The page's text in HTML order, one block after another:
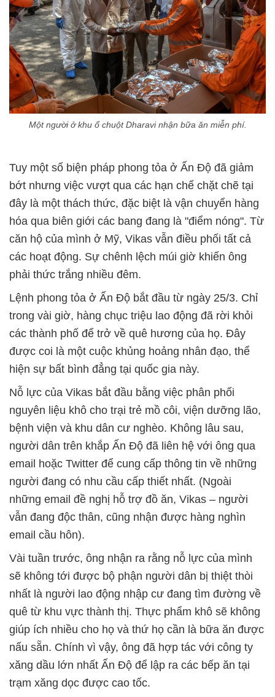
Một người ở khu ổ chuột Dharavi nhận bữa ăn miễn phí.
Tuy một số biện pháp phong tỏa ở Ấn Độ đã giảm
bớt nhưng việc vượt qua các hạn chế chặt chẽ tại
đây là một thách thức, đặc biệt là vận chuyển hàng
hóa qua biên giới các bang đang là "điểm nóng". Từ
căn hộ của mình ở Mỹ, Vikas vẫn điều phối tất cả
các hoạt động. Sự chênh lệch múi giờ khiến ông
phải thức trắng nhiều đêm.
Lệnh phong tỏa ở Ấn Độ bắt đầu từ ngày 25/3. Chỉ
trong vài giờ, hàng chục triệu lao động đã rời khỏi
các thành phố để trở về quê hương của họ. Đây
được coi là một cuộc khủng hoảng nhân đạo, thể
hiện sự bất bình đẳng tại quốc gia này.
Nỗ lực của Vikas bắt đầu bằng việc phân phối
nguyên liệu khô cho trại trẻ mồ côi, viện dưỡng lão,
bệnh viện và khu dân cư nghèo. Không lâu sau,
người dân trên khắp Ấn Độ đã liên hệ với ông qua
email hoặc Twitter để cung cấp thông tin về những
người đang có nhu cầu cấp thiết nhất. (Ngoài
những email đề nghị hỗ trợ đồ ăn, Vikas – người
vẫn đang độc thân, cũng nhận được hàng nghìn
email cầu hôn).
Vài tuần trước, ông nhận ra rằng nỗ lực của mình
sẽ không tới được bộ phận người dân bị thiệt thòi
nhất là người lao động nhập cư đang tìm đường về
quê từ khu vực thành thị. Thực phẩm khô sẽ không
giúp ích nhiều cho họ và thứ họ cần là bữa ăn được
nấu sẵn. Chính vì vậy, ông đã hợp tác với công ty
xăng dầu lớn nhất Ấn Độ để lập ra các bếp ăn tại
trạm xăng dọc được cao tốc.